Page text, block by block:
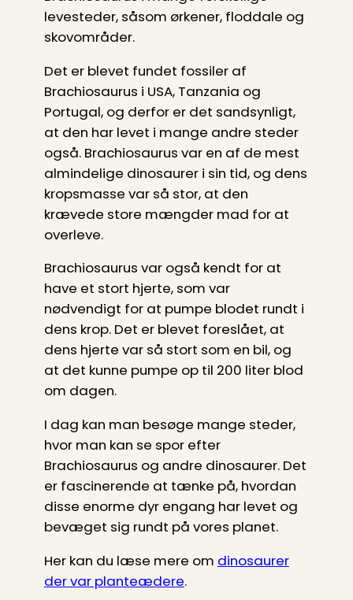
levesteder, såsom ørkener, floddale og
skovområder.
Det er blevet fundet fossiler af
Brachiosaurus i USA, Tanzania og
Portugal, og derfor er det sandsynligt,
at den har levet i mange andre steder
også. Brachiosaurus var en af de mest
almindelige dinosaurer i sin tid, og dens
kropsmasse var så stor, at den
krævede store mængder mad for at
overleve.
Brachiosaurus var også kendt for at
have et stort hjerte, som var
nødvendigt for at pumpe blodet rundt i
dens krop. Det er blevet foreslået, at
dens hjerte var så stort som en bil, og
at det kunne pumpe op til 200 liter blod
om dagen.
I dag kan man besøge mange steder,
hvor man kan se spor efter
Brachiosaurus og andre dinosaurer. Det
er fascinerende at tænke på, hvordan
disse enorme dyr engang har levet og
bevæget sig rundt på vores planet.
Her kan du læse mere om dinosaurer
der var planteædere.